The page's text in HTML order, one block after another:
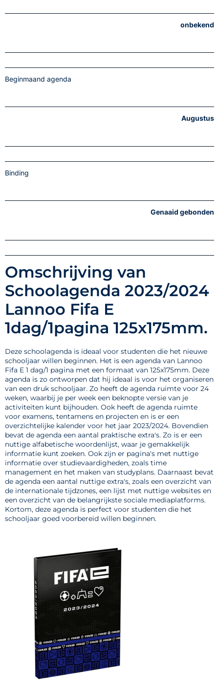
onbekend
Beginmaand agenda
Augustus
Binding
Genaaid gebonden
Omschrijving van
Schoolagenda 2023/2024
Lannoo Fifa E
1dag/1pagina 125x175mm.
Deze schoolagenda is ideaal voor studenten die het nieuwe
schooljaar willen beginnen. Het is een agenda van Lannoo
Fifa E 1 dag/1 pagina met een formaat van 125x175mm. Deze
agenda is zo ontworpen dat hij ideaal is voor het organiseren
van een druk schooljaar. Zo heeft de agenda ruimte voor 24
weken, waarbij je per week een beknopte versie van je
activiteiten kunt bijhouden. Ook heeft de agenda ruimte
voor examens, tentamens en projecten en is er een
overzichtelijke kalender voor het jaar 2023/2024. Bovendien
bevat de agenda een aantal praktische extra's. Zo is er een
nuttige alfabetische woordenlijst, waar je gemakkelijk
informatie kunt zoeken. Ook zijn er pagina's met nuttige
informatie over studievaardigheden, zoals time
management en het maken van studyplans. Daarnaast bevat
de agenda een aantal nuttige extra's, zoals een overzicht van
de internationale tijdzones, een lijst met nuttige websites en
een overzicht van de belangrijkste sociale mediaplatforms.
Kortom, deze agenda is perfect voor studenten die het
schooljaar goed voorbereid willen beginnen.